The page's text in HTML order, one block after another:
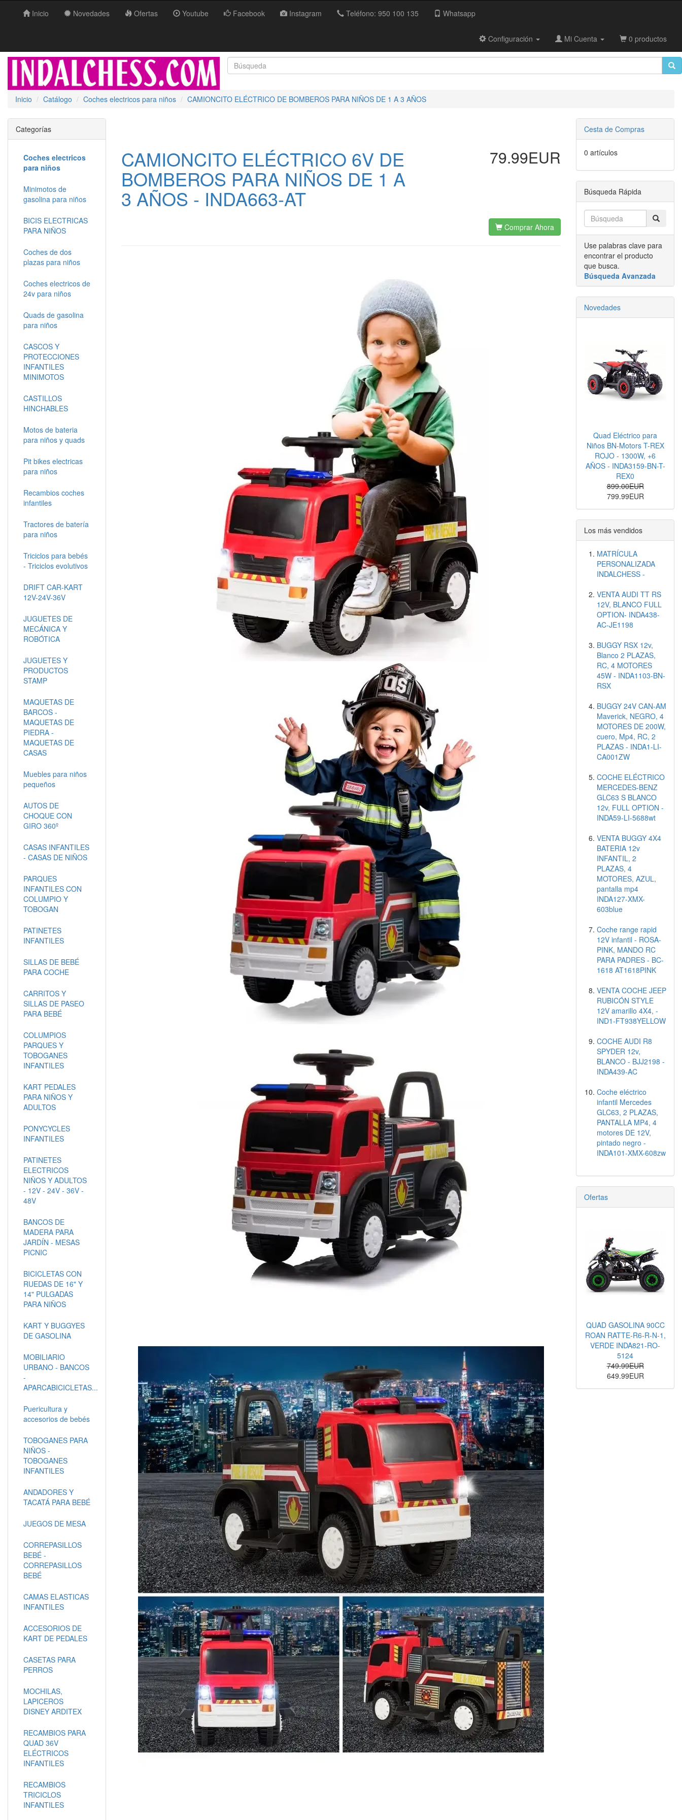
Inicio Novedades Ofertas Youtube Facebook Instagram Teléfono: 950 100 135 Whatsapp
Configuración Mi Cuenta 0 productos
Inicio Catálogo Coches electricos para niños CAMIONCITO ELÉCTRICO DE BOMBEROS PARA NIÑOS DE 1 A 3 AÑOS
CAMIONCITO ELÉCTRICO 6V DE
BOMBEROS PARA NIÑOS DE 1 A
3 AÑOS - INDA663-AT
79.99EUR
Comprar Ahora
Categorías
Coches electricos
para niños
Minimotos de
gasolina para niños
BICIS ELECTRICAS
PARA NIÑOS
Coches de dos
plazas para niños
Coches electricos de
24v para niños
Quads de gasolina
para niños
CASCOS Y
PROTECCIONES
INFANTILES
MINIMOTOS
CASTILLOS
HINCHABLES
Motos de bateria
para niños y quads
Pit bikes electricas
para niños
Recambios coches
infantiles
Tractores de batería
para niños
Triciclos para bebés
- Triciclos evolutivos
DRIFT CAR-KART
12V-24V-36V
JUGUETES DE
MECÁNICA Y
ROBÓTICA
JUGUETES Y
PRODUCTOS
STAMP
MAQUETAS DE
BARCOS -
MAQUETAS DE
PIEDRA -
MAQUETAS DE
CASAS
Muebles para niños
pequeños
AUTOS DE
CHOQUE CON
GIRO 360º
CASAS INFANTILES
- CASAS DE NIÑOS
PARQUES
INFANTILES CON
COLUMPIO Y
TOBOGAN
PATINETES
INFANTILES
SILLAS DE BEBÉ
PARA COCHE
CARRITOS Y
SILLAS DE PASEO
PARA BEBÉ
COLUMPIOS
PARQUES Y
TOBOGANES
INFANTILES
KART PEDALES
PARA NIÑOS Y
ADULTOS
PONYCYCLES
INFANTILES
PATINETES
ELECTRICOS
NIÑOS Y ADULTOS
- 12V - 24V - 36V -
48V
BANCOS DE
MADERA PARA
JARDÍN - MESAS
PICNIC
BICICLETAS CON
RUEDAS DE 16" Y
14" PULGADAS
PARA NIÑOS
KART Y BUGGYES
DE GASOLINA
MOBILIARIO
URBANO - BANCOS
-
APARCABICICLETAS...
Puericultura y
accesorios de bebés
TOBOGANES PARA
NIÑOS -
TOBOGANES
INFANTILES
ANDADORES Y
TACATÁ PARA BEBÉ
JUEGOS DE MESA
CORREPASILLOS
BEBÉ -
CORREPASILLOS
BEBÉ
CAMAS ELASTICAS
INFANTILES
ACCESORIOS DE
KART DE PEDALES
CASETAS PARA
PERROS
MOCHILAS,
LAPICEROS
DISNEY ARDITEX
RECAMBIOS PARA
QUAD 36V
ELÉCTRICOS
INFANTILES
RECAMBIOS
TRICICLOS
INFANTILES
Cesta de Compras
0 artículos
Búsqueda Rápida
Use palabras clave para
encontrar el producto
que busca.
Búsqueda Avanzada
Novedades
Quad Eléctrico para
Niños BN-Motors T-REX
ROJO - 1300W, +6
AÑOS - INDA3159-BN-T-
REX0
899.00EUR
799.99EUR
Los más vendidos
MATRÍCULA
PERSONALIZADA
INDALCHESS -
VENTA AUDI TT RS
12V, BLANCO FULL
OPTION- INDA438-
AC-JE1198
BUGGY RSX 12v,
Blanco 2 PLAZAS,
RC, 4 MOTORES
45W - INDA1103-BN-
RSX
BUGGY 24V CAN-AM
Maverick, NEGRO, 4
MOTORES DE 200W,
cuero, Mp4, RC, 2
PLAZAS - INDA1-LI-
CA001ZW
COCHE ELÉCTRICO
MERCEDES-BENZ
GLC63 S BLANCO
12v, FULL OPTION -
INDA59-LI-5688wt
VENTA BUGGY 4X4
BATERIA 12v
INFANTIL, 2
PLAZAS, 4
MOTORES, AZUL,
pantalla mp4
INDA127-XMX-
603blue
Coche range rapid
12V infantil - ROSA-
PINK, MANDO RC
PARA PADRES - BC-
1618 AT1618PINK
VENTA COCHE JEEP
RUBICÓN STYLE
12V amarillo 4X4, -
IND1-FT938YELLOW
COCHE AUDI R8
SPYDER 12v,
BLANCO - BJJ2198 -
INDA439-AC
Coche eléctrico
infantil Mercedes
GLC63, 2 PLAZAS,
PANTALLA MP4, 4
motores DE 12V,
pintado negro -
INDA101-XMX-608zw
Ofertas
QUAD GASOLINA 90CC
ROAN RATTE-R6-R-N-1,
VERDE INDA821-RO-
5124
749.99EUR
649.99EUR